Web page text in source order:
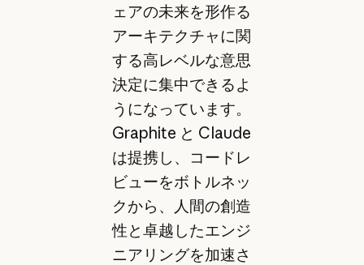
ェアの未来を形作る
アーキテクチャに関
する高レベルな意思
決定に集中できるよ
うになっています。
Graphite と Claude
は提携し、コードレ
ビューをボトルネッ
クから、人間の創造
性と卓越したエンジ
ニアリングを加速さ